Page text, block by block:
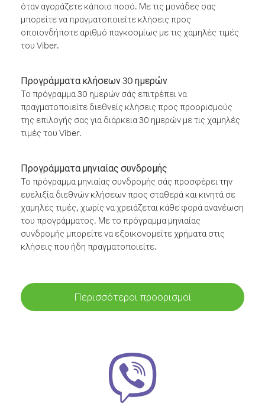
όταν αγοράζετε κάποιο ποσό. Με τις μονάδες σας
μπορείτε να πραγματοποιείτε κλήσεις προς
οποιονδήποτε αριθμό παγκοσμίως με τις χαμηλές τιμές
του Viber.
Προγράμματα κλήσεων 30 ημερών
Το πρόγραμμα 30 ημερών σάς επιτρέπει να
πραγματοποιείτε διεθνείς κλήσεις προς προορισμούς
της επιλογής σας για διάρκεια 30 ημερών με τις χαμηλές
τιμές του Viber.
Προγράμματα μηνιαίας συνδρομής
Το πρόγραμμα μηνιαίας συνδρομής σάς προσφέρει την
ευελιξία διεθνών κλήσεων προς σταθερά και κινητά σε
χαμηλές τιμές, χωρίς να χρειάζεται κάθε φορά ανανέωση
του προγράμματος. Με το πρόγραμμα μηνιαίας
συνδρομής μπορείτε να εξοικονομείτε χρήματα στις
κλήσεις που ήδη πραγματοποιείτε.
Περισσότεροι προορισμοί